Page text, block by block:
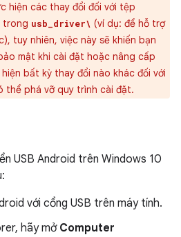
hiện các thay đổi đối với tệp
trong usb_driver\ (ví dụ: để hỗ trợ
tuy nhiên, việc này sẽ khiến bạn
mật khi cài đặt hoặc nâng cấp
bất kỳ thay đổi nào khác đối với
thể phá vỡ quy trình cài đặt.
USB Android trên Windows 10
với cổng USB trên máy tính.
hãy mở Computer